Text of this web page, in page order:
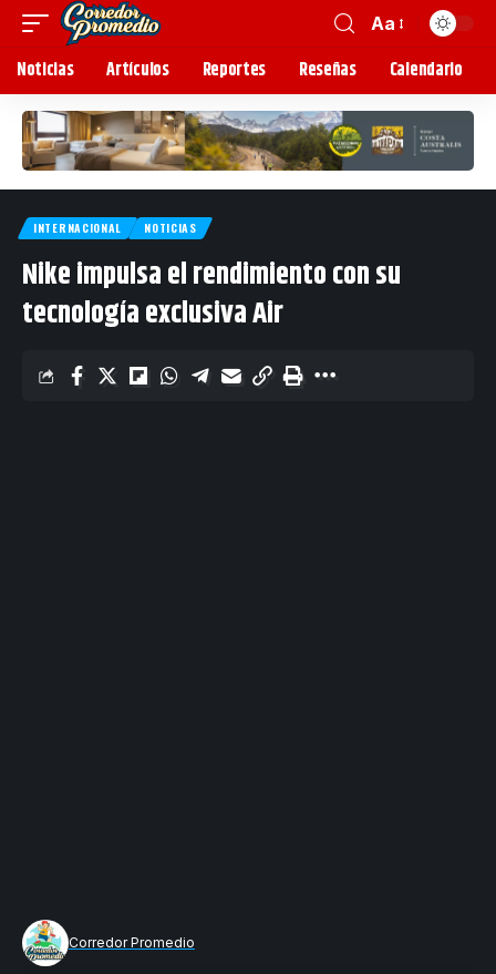
Aa
Noticias Artículos Reportes Reseñas Calendario
INTERNACIONAL NOTICIAS
Nike impulsa el rendimiento con su
tecnología exclusiva Air
Corredor Promedio